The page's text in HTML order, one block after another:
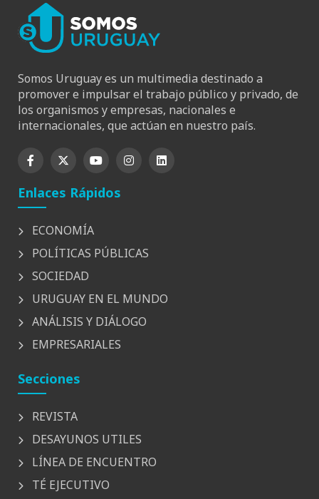
Somos Uruguay es un multimedia destinado a
promover e impulsar el trabajo público y privado, de
los organismos y empresas, nacionales e
internacionales, que actúan en nuestro país.
Enlaces Rápidos
ECONOMÍA
POLÍTICAS PÚBLICAS
SOCIEDAD
URUGUAY EN EL MUNDO
ANÁLISIS Y DIÁLOGO
EMPRESARIALES
Secciones
REVISTA
DESAYUNOS UTILES
LÍNEA DE ENCUENTRO
TÉ EJECUTIVO